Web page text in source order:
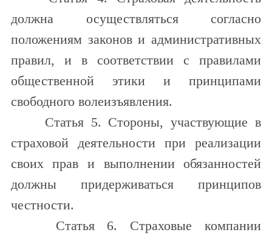
должна осуществляться согласно
положениям законов и административных
правил, и в соответствии с правилами
общественной этики и принципами
свободного волеизъявления.
Статья 5. Стороны, участвующие в
страховой деятельности при реализации
своих прав и выполнении обязанностей
должны придерживаться принципов
честности.
Статья 6. Страховые компании